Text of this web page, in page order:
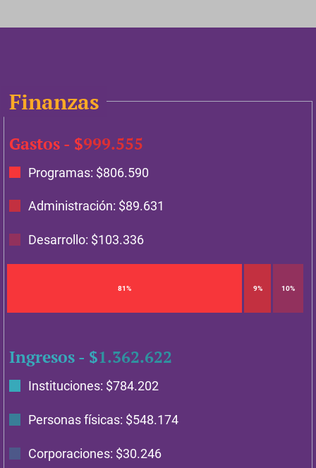
Finanzas
Gastos - $999.555
Programas: $806.590
Administración: $89.631
Desarrollo: $103.336
81% 9% 10%
Ingresos - $1.362.622
Instituciones: $784.202
Personas físicas: $548.174
Corporaciones: $30.246